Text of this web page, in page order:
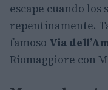
escape cuando
repentinamente.
famoso Via
Riomaggiore con